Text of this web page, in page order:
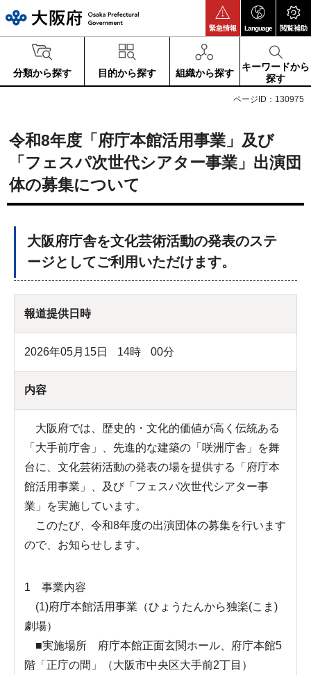
緊急情報 Language 閲覧補助
分類から探す 目的から探す 組織から探す
キーワードから
探す
ページID：130975
令和8年度「府庁本館活用事業」及び
「フェスパ次世代シアター事業」出演団
体の募集について
大阪府庁舎を文化芸術活動の発表のステ
ージとしてご利用いただけます。
報道提供日時
2026年05月15日 14時 00分
内容
大阪府では、歴史的・文化的価値が高く伝統ある
「大手前庁舎」、先進的な建築の「咲洲庁舎」を舞
台に、文化芸術活動の発表の場を提供する「府庁本
館活用事業」、及び「フェスパ次世代シアター事
業」を実施しています。
このたび、令和8年度の出演団体の募集を行います
ので、お知らせします。
1 事業内容
(1)府庁本館活用事業（ひょうたんから独楽(こま)
劇場）
■実施場所 府庁本館正面玄関ホール、府庁本館5
階「正庁の間」（大阪市中央区大手前2丁目）